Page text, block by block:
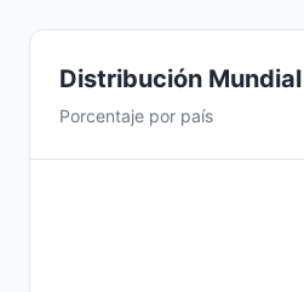
Distribución Mundial
Porcentaje por país